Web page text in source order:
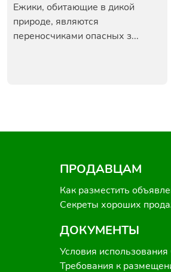
Ежики, обитающие в дикой
природе, являются
переносчиками опасных з...
ПРОДАВЦАМ
Как разместить
Секреты хороших
ДОКУМЕНТЫ
Условия
Требования к